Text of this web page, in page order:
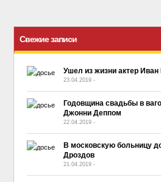
Свежие записи
Ушел из жизни актер Иван
23.04.2019 -
Годовщина свадьбы в
Джонни Деппом
22.04.2019 -
В московскую больницу
Дроздов
21.04.2019 -